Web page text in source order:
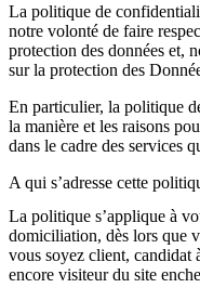
La politique de
notre volonté de faire
protection des données et,
sur la protection des
En particulier, la politique
la manière et les raisons
dans le cadre des services
A qui s’adresse cette
La politique s’applique à
domiciliation, dès lors que
vous soyez client, candidat
encore visiteurdu site